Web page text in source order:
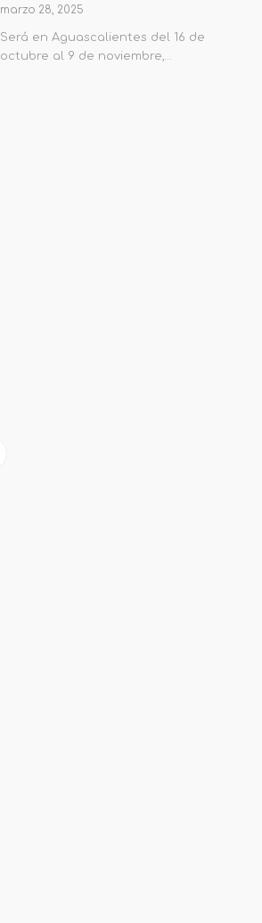
marzo 28, 2025
Será en Aguascalientes del 16 de
octubre al 9 de noviembre,…